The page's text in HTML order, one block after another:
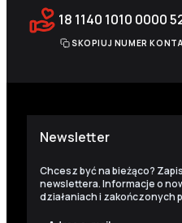
18 1140 1010 0000
SKOPIUJ NUMER
Newsletter
Chcesz być na bieżąco?
newslettera. Informacje o
działaniach i zakończonych